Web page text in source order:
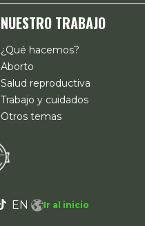
NUESTRO TRABAJO
¿Qué hacemos?
Aborto
Salud reproductiva
Trabajo y cuidados
Otros temas
EN Ir al inicio